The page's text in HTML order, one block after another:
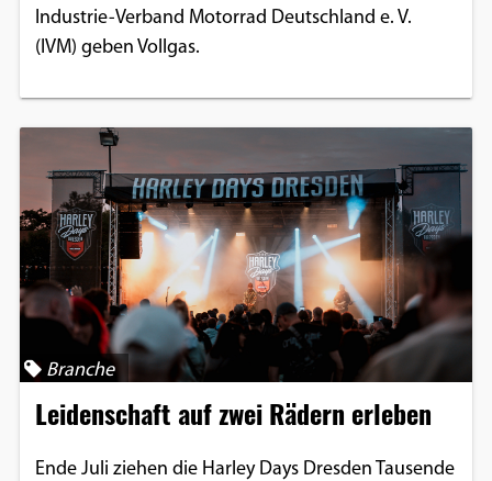
Industrie-Verband Motorrad Deutschland e. V.
(IVM) geben Vollgas.
Branche
Leidenschaft auf zwei Rädern erleben
Ende Juli ziehen die Harley Days Dresden Tausende